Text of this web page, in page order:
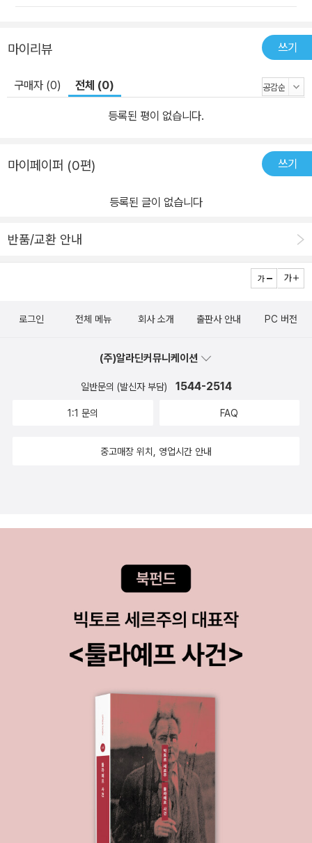
마이리뷰 쓰기
구매자 (0) 전체 (0)
등록된 평이 없습니다.
마이페이퍼 (0편) 쓰기
등록된 글이 없습니다
반품/교환 안내
로그인 전체 메뉴 회사 소개 출판사 안내 PC 버전
(주)알라딘커뮤니케이션
일반문의 (발신자 부담) 1544-2514
1:1 문의 FAQ
중고매장 위치, 영업시간 안내